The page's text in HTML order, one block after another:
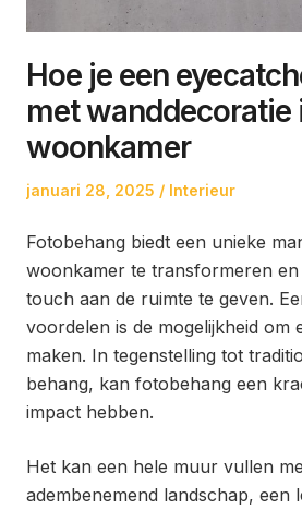
Hoe je een
met wanddecoratie
woonkamer
Posted
januari 28, 2025
Posted
Interieur
Fotobehang biedt een unieke
woonkamer te transformeren
touch aan de ruimte te geven.
voordelen is de mogelijkheid om
maken. In tegenstelling tot
behang, kan fotobehang een
impact hebben.
Het kan een hele muur vullen
adembenemend landschap, een